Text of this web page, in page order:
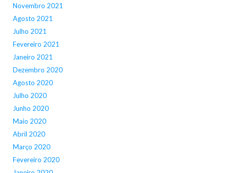
Novembro 2021
Agosto 2021
Julho 2021
Fevereiro 2021
Janeiro 2021
Dezembro 2020
Agosto 2020
Julho 2020
Junho 2020
Maio 2020
Abril 2020
Março 2020
Fevereiro 2020